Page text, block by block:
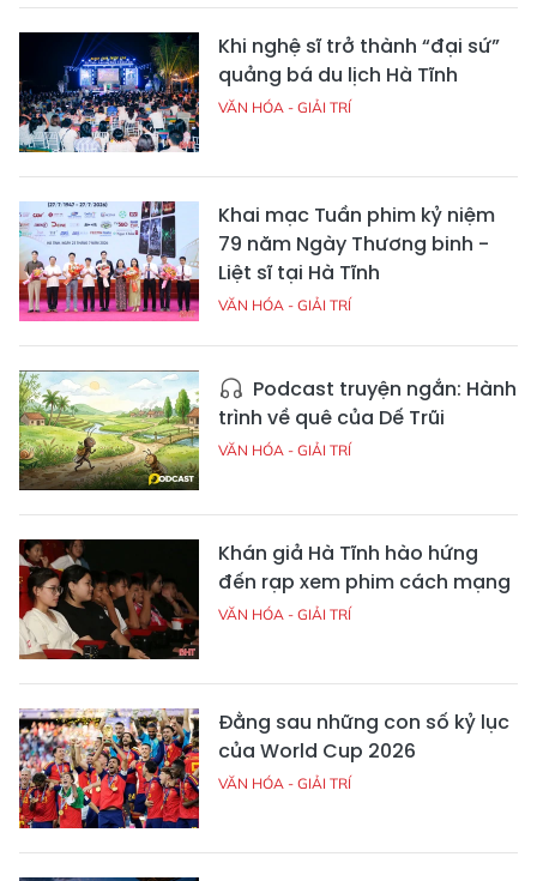
Khi nghệ sĩ trở thành “đại sứ”
quảng bá du lịch Hà Tĩnh
VĂN HÓA - GIẢI TRÍ
Khai mạc Tuần phim kỷ niệm
79 năm Ngày Thương binh -
Liệt sĩ tại Hà Tĩnh
VĂN HÓA - GIẢI TRÍ
Podcast truyện ngắn: Hành
trình về quê của Dế Trũi
VĂN HÓA - GIẢI TRÍ
Khán giả Hà Tĩnh hào hứng
đến rạp xem phim cách mạng
VĂN HÓA - GIẢI TRÍ
Đằng sau những con số kỷ lục
của World Cup 2026
VĂN HÓA - GIẢI TRÍ